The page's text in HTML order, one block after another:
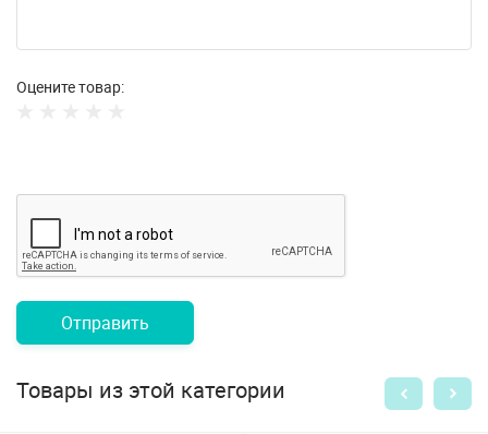
Оцените товар:
Отправить
Товары из этой категории